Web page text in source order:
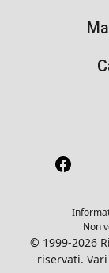
Non
© 1999-2026
riservati.